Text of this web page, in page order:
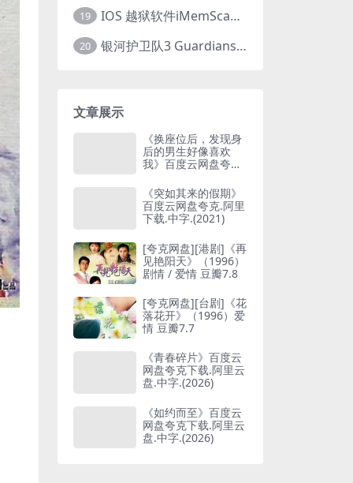
19 IOS 越狱软件iMemScan version1.2.6 游戏内存修改器
20 银河护卫队3 Guardians of the Galaxy Vol. 3 (2023)4K高清资源1080p只分享精品
文章展示
《换座位后，发现身
后的男生好像喜欢
我》百度云网盘夸克
(2026)
《突如其来的假期》
百度云网盘夸克.阿里
下载.中字.(2021)
[夸克网盘][港剧]《再
见艳阳天》（1996）
剧情 / 爱情 豆瓣7.8
[夸克网盘][台剧]《花
落花开》（1996）爱
情 豆瓣7.7
《青春碎片》百度云
网盘夸克下载.阿里云
盘.中字.(2026)
《如约而至》百度云
网盘夸克下载.阿里云
盘.中字.(2026)